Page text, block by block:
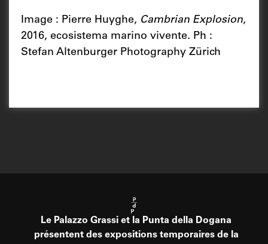
Image : Pierre Huyghe, Cambrian Explosion,
2016, ecosistema marino vivente. Ph :
Stefan Altenburger Photography Zürich
Le Palazzo Grassi et la Punta della Dogana
présentent des expositions temporaires de la